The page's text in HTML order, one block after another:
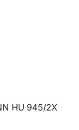
HU 945/2X